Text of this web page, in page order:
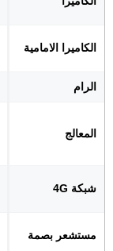
الكاميرا الامامية
الرام
المعالج
شبكة 4G
مستشعر بصمة